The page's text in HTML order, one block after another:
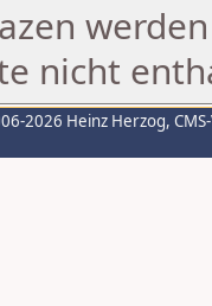
nicht
2026 Heinz Herzog,